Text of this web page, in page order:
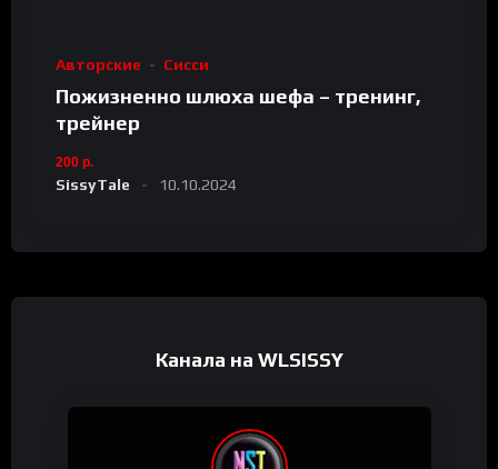
Авторские Сисси
Пожизненно шлюха шефа – тренинг,
трейнер
200 р.
SissyTale 10.10.2024
Канала на WLSISSY